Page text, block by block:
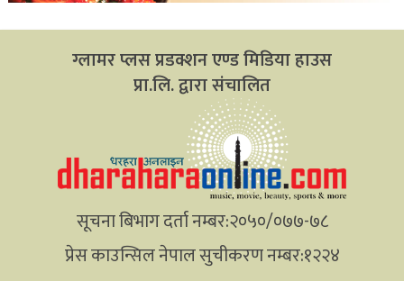
ग्लामर प्लस प्रडक्शन एण्ड मिडिया हाउस
प्रा.लि. द्वारा संचालित
सूचना बिभाग दर्ता नम्बर:२०५०/०७७-७८
प्रेस काउन्सिल नेपाल सुचीकरण नम्बर:१२२४